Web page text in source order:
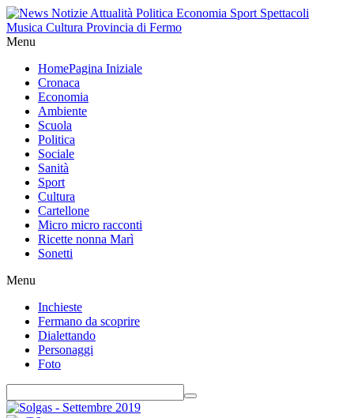
Menu
HomePagina Iniziale
Cronaca
Economia
Ambiente
Scuola
Politica
Sociale
Sanità
Sport
Cultura
Cartellone
Micro micro racconti
Ricette nonna Marì
Sonetti
Menu
Inchieste
Fermano da scoprire
Dialettando
Personaggi
Foto